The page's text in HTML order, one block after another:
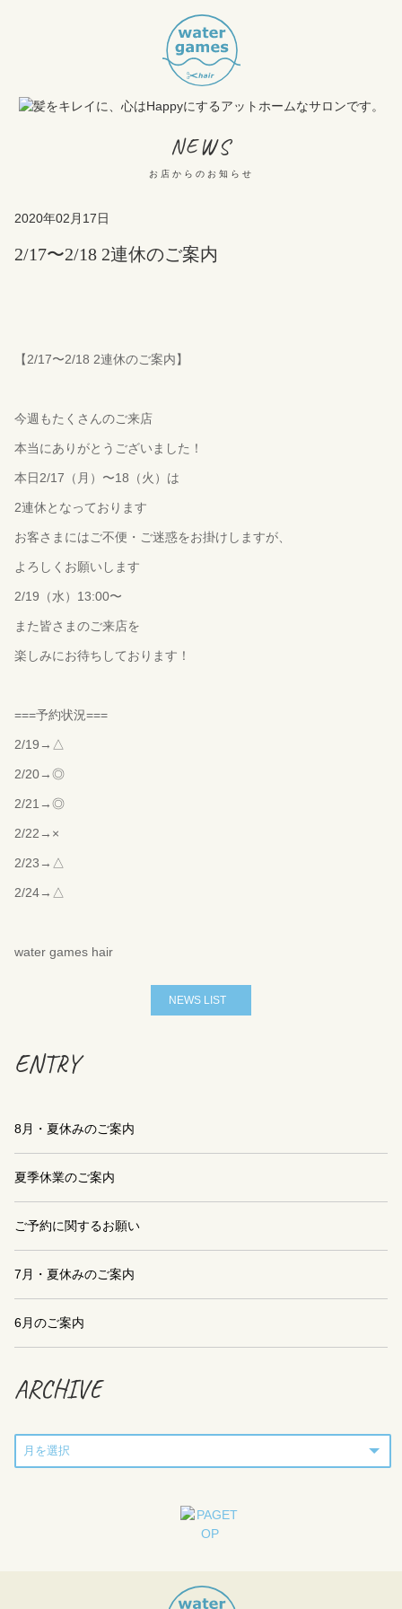
NEWS
お店からのお知らせ
2020年02月17日
2/17〜2/18 2連休のご案内
【2/17〜2/18 2連休のご案内】
今週もたくさんのご来店
本当にありがとうございました！
本日2/17（月）〜18（火）は
2連休となっております
お客さまにはご不便・ご迷惑をお掛けしますが、
よろしくお願いします
2/19（水）13:00〜
また皆さまのご来店を
楽しみにお待ちしております！
===予約状況===
2/19→△
2/20→◎
2/21→◎
2/22→×
2/23→△
2/24→△
water games hair
NEWS LIST
ENTRY
8月・夏休みのご案内
夏季休業のご案内
ご予約に関するお願い
7月・夏休みのご案内
6月のご案内
ARCHIVE